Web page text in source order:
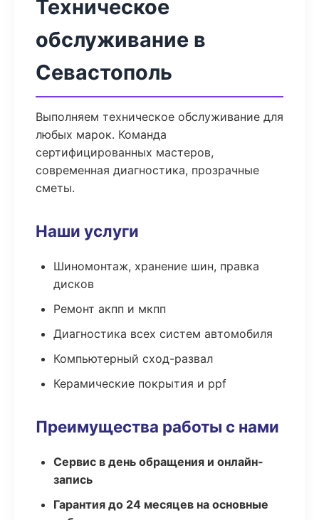
Техническое
обслуживание в
Севастополь
Выполняем техническое обслуживание для
любых марок. Команда
сертифицированных мастеров,
современная диагностика, прозрачные
сметы.
Наши услуги
Шиномонтаж, хранение шин, правка
дисков
Ремонт акпп и мкпп
Диагностика всех систем автомобиля
Компьютерный сход-развал
Керамические покрытия и ppf
Преимущества работы с нами
Сервис в день обращения и онлайн-
запись
Гарантия до 24 месяцев на основные